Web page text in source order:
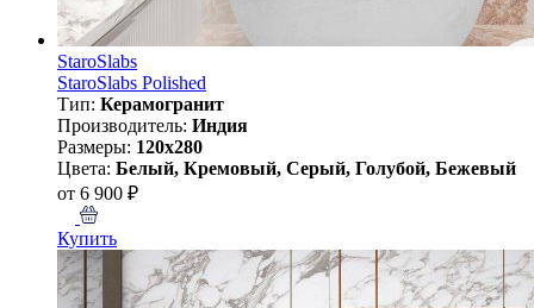
StaroSlabs
StaroSlabs Polished
Тип: Керамогранит
Производитель: Индия
Размеры: 120x280
Цвета: Белый, Кремовый, Серый, Голубой, Бежевый
от 6 900 ₽
Купить